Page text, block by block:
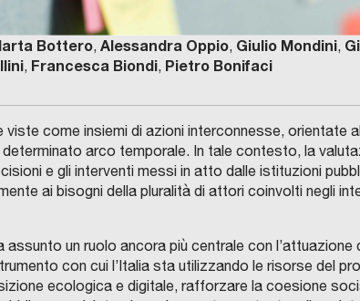
Bottero, Alessandra Oppio, Giulio Mondini,
, Francesca Biondi, Pietro Bonifaci
come insiemi di azioni interconnesse, orientate
arco temporale. In tale contesto, la
e gli interventi messi in atto dalle istituzioni
ai bisogni della pluralità di attori coinvolti negli
un ruolo ancora più centrale con l’attuazione
con cui l’Italia sta utilizzando le risorse del
ecologica e digitale, rafforzare la coesione